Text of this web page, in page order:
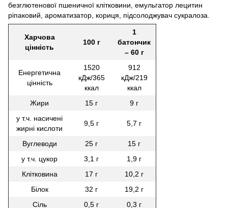
безглютенової пшеничної клітковини, емульгатор лецитин
ріпаковий, ароматизатор, кориця, підсолоджувач сукралоза.
Харчова
цінність
100 г
1
батончик
– 60 г
Енергетична
цінність
1520
кДж/365
ккал
912
кДж/219
ккал
Жири
15 г
9 г
у т.ч. насичені
жирні кислоти
9,5 г 5,7 г
Вуглеводи 25 г
15 г
у т.ч. цукор
3,1 г
1,9 г
Клітковина
17 г
10,2 г
Білок
32 г
19,2 г
Сіль
0,5 г 0,3 г